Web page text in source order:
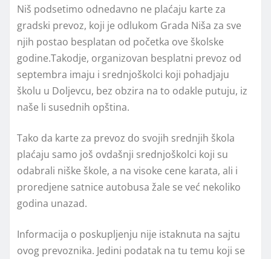
Niš podsetimo odnedavno ne plaćaju karte za
gradski prevoz, koji je odlukom Grada Niša za sve
njih postao besplatan od početka ove školske
godine.Takodje, organizovan besplatni prevoz od
septembra imaju i srednjoškolci koji pohadjaju
školu u Doljevcu, bez obzira na to odakle putuju, iz
naše li susednih opština.
Tako da karte za prevoz do svojih srednjih škola
plaćaju samo još ovdašnji srednjoškolci koji su
odabrali niške škole, a na visoke cene karata, ali i
proredjene satnice autobusa žale se već nekoliko
godina unazad.
Informacija o poskupljenju nije istaknuta na sajtu
ovog prevoznika. Jedini podatak na tu temu koji se